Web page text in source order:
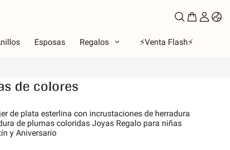
Esposas Regalos ⚡️Venta Flash⚡️
de amor
de colores
de plata esterlina con incrustaciones de herradura
de plumas coloridas Joyas Regalo para niñas
y Aniversario